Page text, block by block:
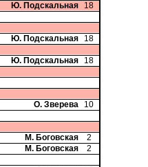
Ю. Подскальная
18
Ю. Подскальная
18
Ю. Подскальная
18
О. Зверева
10
М. Боговская
2
М. Боговская
2